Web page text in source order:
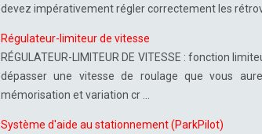
devez impérativement régler correctement les
Régulateur-limiteur de vitesse
RÉGULATEUR-LIMITEUR DE VITESSE : fonction
dépasser une vitesse de roulage que vous
mémorisation et variation cr ...
Système d'aide au stationnement (ParkPilot)